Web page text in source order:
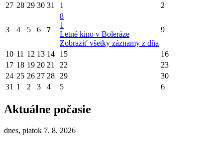
27 28 29 30 31 1 2
3 4 5 6 7
8
1
Letné kino v Boleráze
Zobraziť všetky záznamy z dňa
9
10 11 12 13 14 15
16
17 18 19 20 21 22
23
24 25 26 27 28 29
30
31 1 2 3 4 5 6
Aktuálne počasie
dnes, piatok 7. 8. 2026